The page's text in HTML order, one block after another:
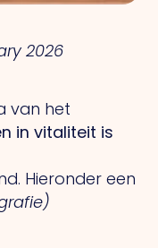
2026
van het
in vitaliteit is
Hieronder een